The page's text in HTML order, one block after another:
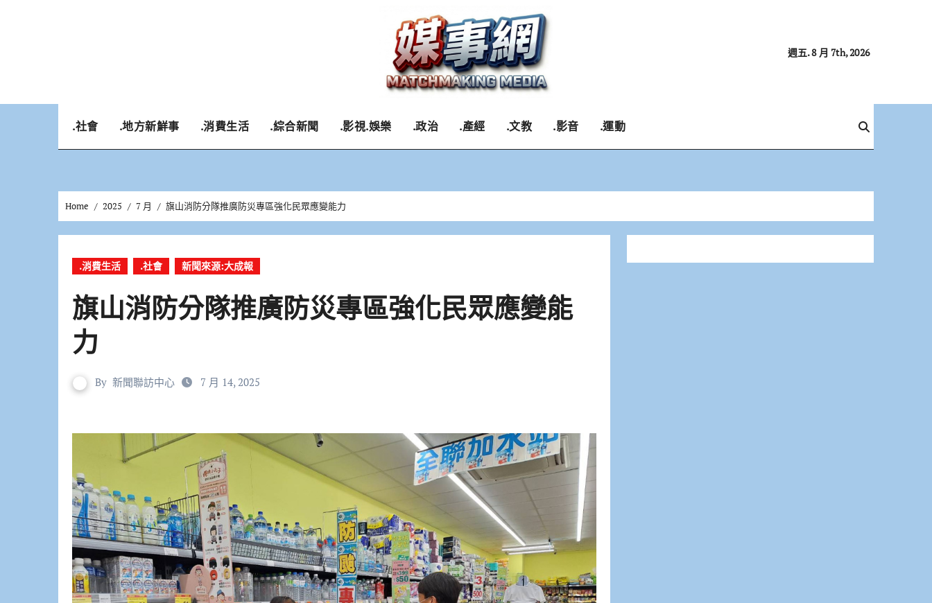
週五. 8 月 7th, 2026
.社會 .地方新鮮事 .消費生活 .綜合新聞 .影視.娛樂 .政治 .產經 .文教 .影音 .運動
Home 2025 7 月 旗山消防分隊推廣防災專區強化民眾應變能力
.消費生活 .社會 新聞來源:大成報
旗山消防分隊推廣防災專區強化民眾應變能
力
By 新聞聯訪中心 7 月 14, 2025